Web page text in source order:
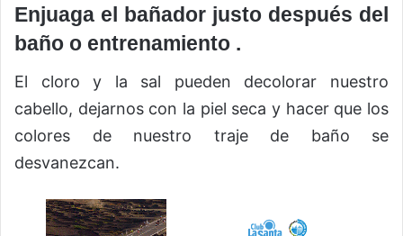
Enjuaga el bañador justo después del
baño o entrenamiento .
El cloro y la sal pueden decolorar nuestro
cabello, dejarnos con la piel seca y hacer que los
colores de nuestro traje de baño se
desvanezcan.